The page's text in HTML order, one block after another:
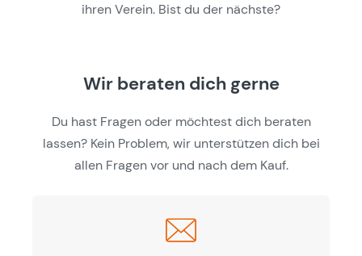
ihren Verein. Bist du der nächste?
Wir beraten dich gerne
Du hast Fragen oder möchtest dich beraten
lassen? Kein Problem, wir unterstützen dich bei
allen Fragen vor und nach dem Kauf.